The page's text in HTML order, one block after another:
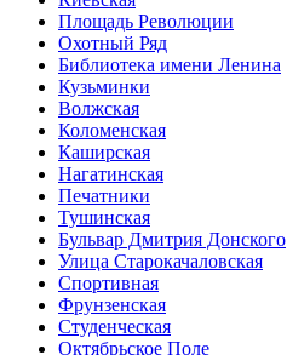
Площадь Революции
Охотный Ряд
Библиотека имени Ленина
Кузьминки
Волжская
Коломенская
Каширская
Нагатинская
Печатники
Тушинская
Бульвар Дмитрия Донского
Улица Старокачаловская
Спортивная
Фрунзенская
Студенческая
Октябрьское Поле